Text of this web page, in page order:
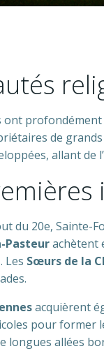
de
allant de
du 20e,
Pasteurachètent
Les Sœurs de la
acquièrent
pour former
longues allées